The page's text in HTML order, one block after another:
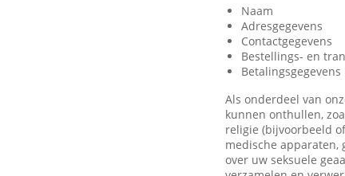
Naam
Adresgegevens
Contactgegevens
Bestellings- en
Betalingsgegevens
Als onderdeel van
kunnen onthullen,
religie (bijvoorbeeld
medische apparaten,
over uw seksuele